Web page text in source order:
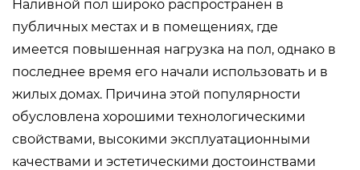
Наливной пол широко распространен в
публичных местах и в помещениях, где
имеется повышенная нагрузка на пол, однако в
последнее время его начали использовать и в
жилых домах. Причина этой популярности
обусловлена хорошими технологическими
свойствами, высокими эксплуатационными
качествами и эстетическими достоинствами